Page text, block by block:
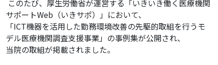
このたび、厚生労働省が運営する「いきいき働く医療機関
サポートWeb（いきサポ）」において、
「ICT機器を活用した勤務環境改善の先駆的取組を行うモ
デル医療機関調査支援事業」の事例集が公開され、
当院の取組が掲載されました。